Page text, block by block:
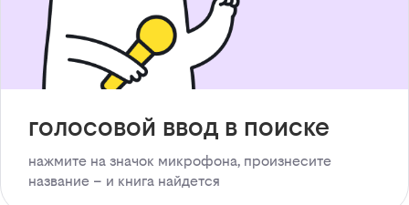
голосовой ввод в поиске
нажмите на значок микрофона, произнесите
название – и книга найдется